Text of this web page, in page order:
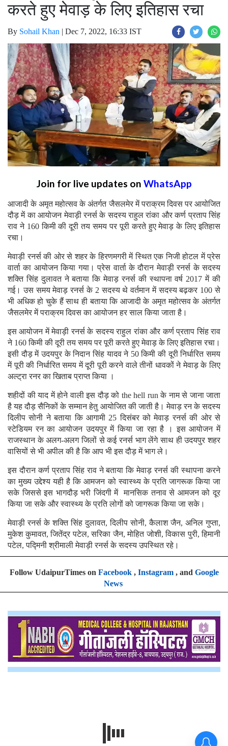
करते हुए मेवाड़ के लिए इतिहास रचा
By Sohail Khan | Dec 7, 2022, 16:33 IST
Join for live updates on WhatsApp
आजादी के अमृत महोत्सव के अंतर्गत जैसलमेर में पराक्रम दिवस पर आयोजित
दौड़ में का आयोजन मेवाड़ी रनर्स के सदस्य राहुल रांका और कर्ण प्रताप सिंह
राव ने 160 किमी की दूरी तय समय पर पूरी करते हुए मेवाड़ के लिए इतिहास
रचा।
मेवाड़ी रनर्स की ओर से शहर के हिरणमगरी में स्थित एक निजी होटल में प्रेस
वार्ता का आयोजन किया गया। प्रेस वार्ता के दौरान मेवाड़ी रनर्स के सदस्य
शक्ति सिंह दुलावत ने बताया कि मेवाड़ रनर्स की स्थापना वर्ष 2017 में की
गई। उस समय मेवाड़ रनर्स के 2 सदस्य थे वर्तमान में सदस्य बढ़कर 100 से
भी अधिक हो चुके हैं साथ ही बताया कि आजादी के अमृत महोत्सव के अंतर्गत
जैसलमेर में पराक्रम दिवस का आयोजन हर साल किया जाता है।
इस आयोजन में मेवाड़ी रनर्स के सदस्य राहुल रांका और कर्ण प्रताप सिंह राव
ने 160 किमी की दूरी तय समय पर पूरी करते हुए मेवाड़ के लिए इतिहास रचा।
इसी दौड़ में उदयपुर के निदान सिंह यादव ने 50 किमी की दूरी निर्धारित समय
में पूरी की निर्धारित समय में दूरी पूरी करने वाले तीनों धावकों ने मेवाड़ के लिए
अल्ट्रा रनर का खिताब प्राप्त किया ।
शहीदों की याद में होने वाली इस दौड़ को the hell run के नाम से जाना जाता
है यह दौड़ सैनिकों के सम्मान हेतु आयोजित की जाती है। मेवाड़ रन के सदस्य
दिलीप सोनी ने बताया कि आगामी 25 दिसंबर को मेवाड़ रनर्स की ओर से
स्टेडियम रन का आयोजन उदयपुर में किया जा रहा है । इस आयोजन में
राजस्थान के अलग-अलग जिलों से कई रनर्स भाग लेंगे साथ ही उदयपुर शहर
वासियों से भी अपील की है कि आप भी इस दौड़ में भाग ले।
इस दौरान कर्ण प्रताप सिंह राव ने बताया कि मेवाड़ रनर्स की स्थापना करने
का मुख्य उद्देश्य यही है कि आमजन को स्वास्थ्य के प्रति जागरूक किया जा
सके जिससे इस भागदौड़ भरी जिंदगी में मानसिक तनाव से आमजन को दूर
किया जा सके और स्वास्थ्य के प्रति लोगों को जागरूक किया जा सके।
मेवाड़ी रनर्स के शक्ति सिंह दुलावत, दिलीप सोनी, कैलाश जैन, अनिल गुप्ता,
मुकेश कुमावत, जितेंद्र पटेल, सरिका जैन, मोहित जोशी, विकास पुरी, हिमानी
पटेल, पद्मिनी श्रीमाली मेवाड़ी रनर्स के सदस्य उपस्थित रहे।
Follow UdaipurTimes on Facebook, Instagram, and Google
News